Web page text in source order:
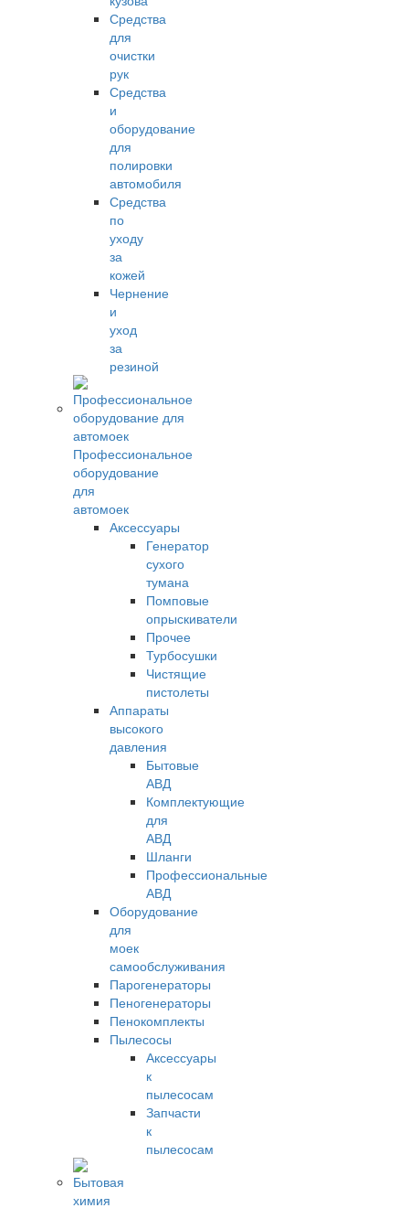
Средства
для
очистки
рук
Средства
и
оборудование
для
полировки
автомобиля
Средства
по
уходу
за
кожей
Чернение
и
уход
за
резиной
Профессиональное
оборудование
для
автомоек
Аксессуары
Генератор
сухого
тумана
Помповые
опрыскиватели
Прочее
Турбосушки
Чистящие
пистолеты
Аппараты
высокого
давления
Бытовые
АВД
Комплектующие
для
АВД
Шланги
Профессиональные
АВД
Оборудование
для
моек
самообслуживания
Парогенераторы
Пеногенераторы
Пенокомплекты
Пылесосы
Аксессуары
к
пылесосам
Запчасти
к
пылесосам